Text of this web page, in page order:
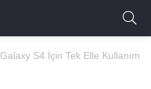
Galaxy S4 İçin Tek Elle Kullanım